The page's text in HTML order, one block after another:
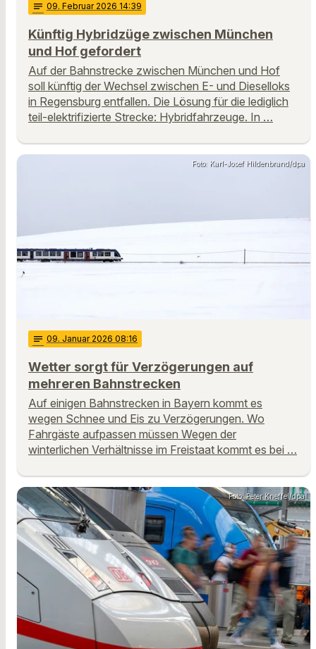
notes 09. Februar 2026 14:39
Künftig Hybridzüge zwischen München
und Hof gefordert
Auf der Bahnstrecke zwischen München und Hof
soll künftig der Wechsel zwischen E- und Dieselloks
in Regensburg entfallen. Die Lösung für die lediglich
teil-elektrifizierte Strecke: Hybridfahrzeuge. In …
Foto: Karl-Josef Hildenbrand/dpa
notes 09. Januar 2026 08:16
Wetter sorgt für Verzögerungen auf
mehreren Bahnstrecken
Auf einigen Bahnstrecken in Bayern kommt es
wegen Schnee und Eis zu Verzögerungen. Wo
Fahrgäste aufpassen müssen Wegen der
winterlichen Verhältnisse im Freistaat kommt es bei …
Foto: Peter Kneffel/dpa